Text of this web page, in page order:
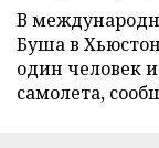
В
Буша в
один человек
самолета,